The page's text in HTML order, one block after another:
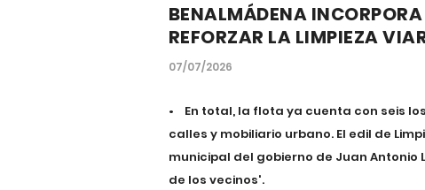
BENALMÁDENA
REFORZAR LA LIMPIEZA
07/07/2026
• En total, la flota ya cuenta con seis
calles y mobiliario urbano. El edil de
municipal del gobierno de Juan
de los vecinos'.